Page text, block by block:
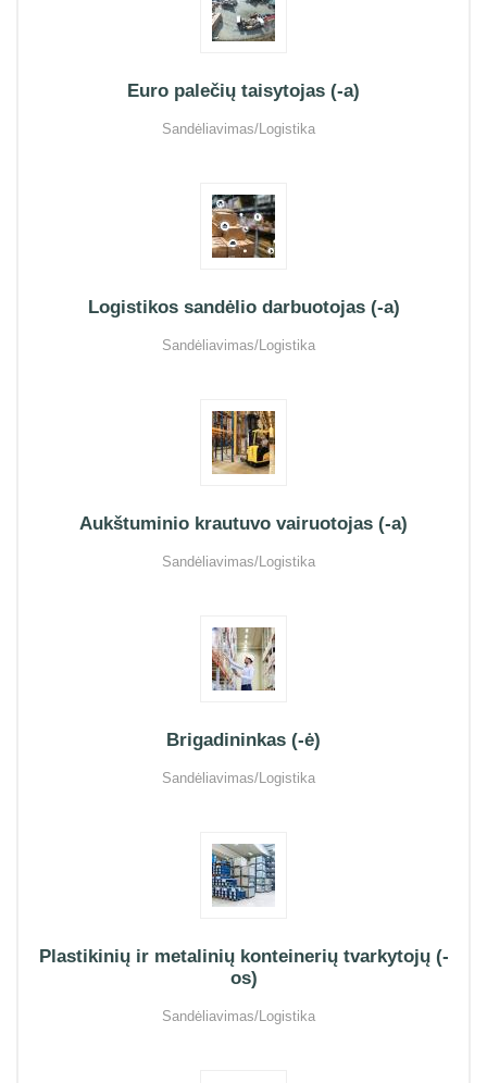
Euro palečių taisytojas (-a)
Sandėliavimas/Logistika
Logistikos sandėlio darbuotojas (-a)
Sandėliavimas/Logistika
Aukštuminio krautuvo vairuotojas (-a)
Sandėliavimas/Logistika
Brigadininkas (-ė)
Sandėliavimas/Logistika
Plastikinių ir metalinių konteinerių tvarkytojų (-
os)
Sandėliavimas/Logistika